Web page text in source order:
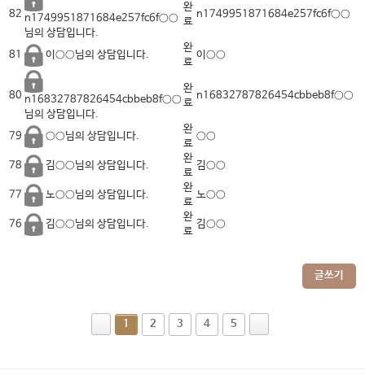
82 n1749951871684e257fc6f○○
님의 상담입니다.
완
료
n1749951871684e257fc6f○○
81 이○○님의 상담입니다.
완
료
이○○
80 n16832787826454cbbeb8f○○
님의 상담입니다.
완
료
n16832787826454cbbeb8f○○
79 ○○님의 상담입니다.
완
료
○○
78 김○○님의 상담입니다.
완
료
김○○
77 노○○님의 상담입니다.
완
료
노○○
76 김○○님의 상담입니다.
완
료
김○○
글쓰기
1 2 3 4 5